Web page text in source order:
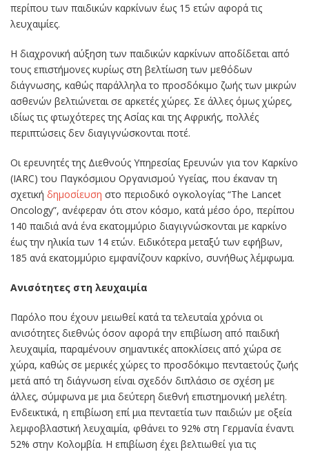
περίπου των παιδικών καρκίνων έως 15 ετών αφορά τις
λευχαιμίες.
Η διαχρονική αύξηση των παιδικών καρκίνων αποδίδεται από
τους επιστήμονες κυρίως στη βελτίωση των μεθόδων
διάγνωσης, καθώς παράλληλα το προσδόκιμο ζωής των μικρών
ασθενών βελτιώνεται σε αρκετές χώρες. Σε άλλες όμως χώρες,
ιδίως τις φτωχότερες της Ασίας και της Αφρικής, πολλές
περιπτώσεις δεν διαγιγνώσκονται ποτέ.
Οι ερευνητές της Διεθνούς Υπηρεσίας Ερευνών για τον Καρκίνο
(IARC) του Παγκόσμιου Οργανισμού Υγείας, που έκαναν τη
σχετική δημοσίευση στο περιοδικό ογκολογίας “The Lancet
Oncology”, ανέφεραν ότι στον κόσμο, κατά μέσο όρο, περίπου
140 παιδιά ανά ένα εκατομμύριο διαγιγνώσκονται με καρκίνο
έως την ηλικία των 14 ετών. Ειδικότερα μεταξύ των εφήβων,
185 ανά εκατομμύριο εμφανίζουν καρκίνο, συνήθως λέμφωμα.
Ανισότητες στη λευχαιμία
Παρόλο που έχουν μειωθεί κατά τα τελευταία χρόνια οι
ανισότητες διεθνώς όσον αφορά την επιβίωση από παιδική
λευχαιμία, παραμένουν σημαντικές αποκλίσεις από χώρα σε
χώρα, καθώς σε μερικές χώρες το προσδόκιμο πενταετούς ζωής
μετά από τη διάγνωση είναι σχεδόν διπλάσιο σε σχέση με
άλλες, σύμφωνα με μια δεύτερη διεθνή επιστημονική μελέτη.
Ενδεικτικά, η επιβίωση επί μια πενταετία των παιδιών με οξεία
λεμφοβλαστική λευχαιμία, φθάνει το 92% στη Γερμανία έναντι
52% στην Κολομβία. Η επιβίωση έχει βελτιωθεί για τις